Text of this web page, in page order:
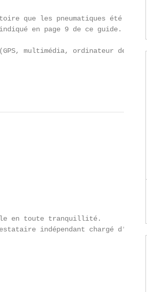
que les pneumatiques été ou
en page 9 de ce guide.
multimédia, ordinateur de
en toute tranquillité.
indépendant chargé